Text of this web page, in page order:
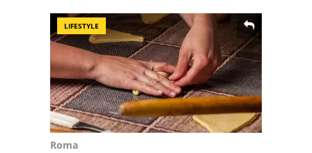
LIFESTYLE
Roma